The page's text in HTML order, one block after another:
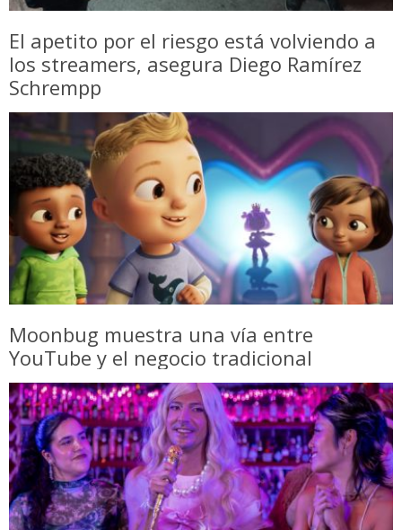
El apetito por el riesgo está volviendo a
los streamers, asegura Diego Ramírez
Schrempp
Moonbug muestra una vía entre
YouTube y el negocio tradicional